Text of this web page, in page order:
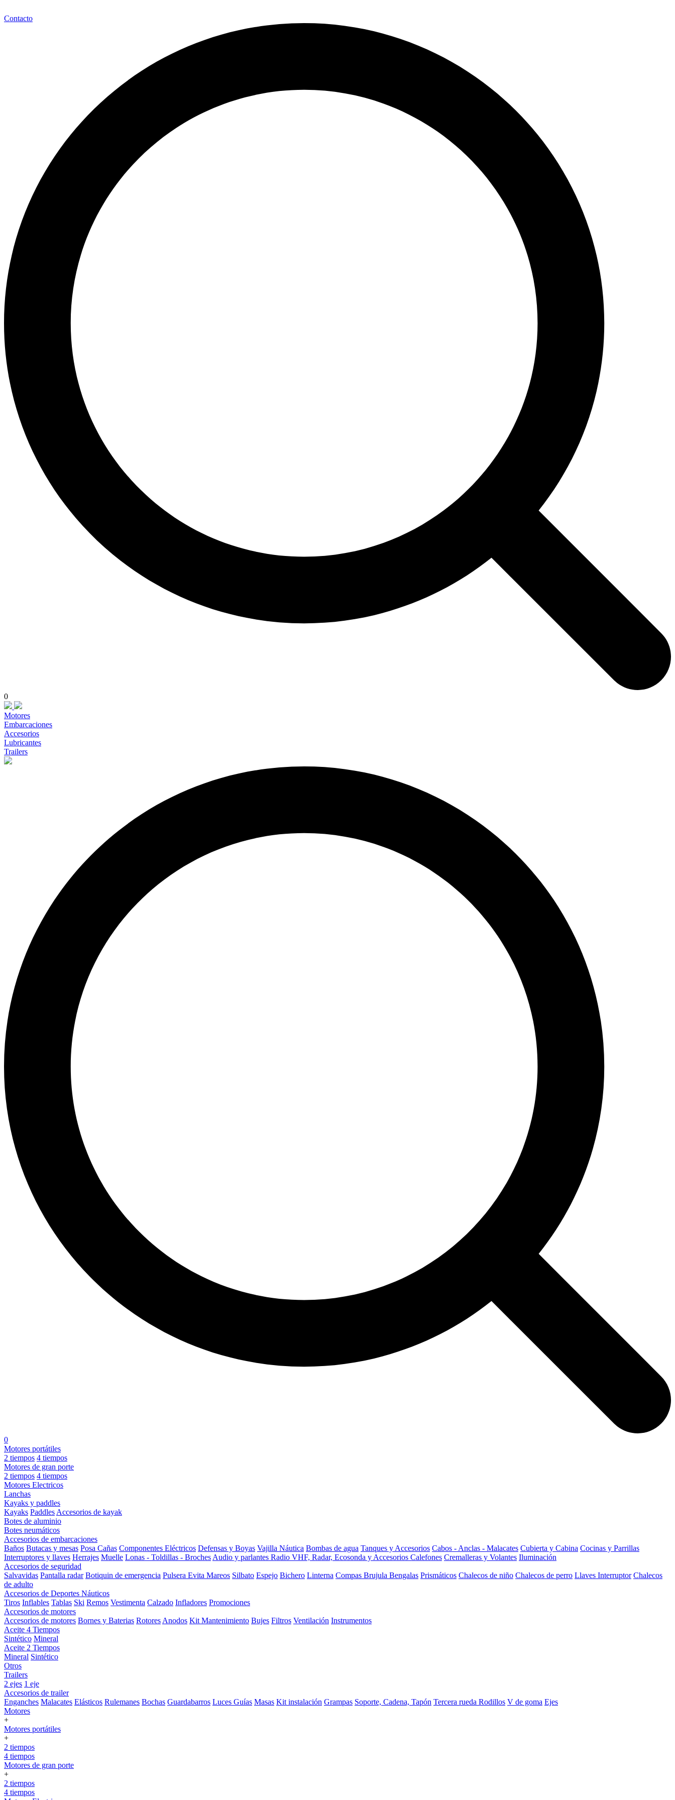
Contacto
0
Motores
Embarcaciones
Accesorios
Lubricantes
Trailers
0
Motores portátiles
2 tiempos 4 tiempos
Motores de gran porte
2 tiempos 4 tiempos
Motores Electricos
Lanchas
Kayaks y paddles
Kayaks Paddles Accesorios de kayak
Botes de aluminio
Botes neumáticos
Accesorios de embarcaciones
Baños Butacas y mesas Posa Cañas Componentes Eléctricos Defensas y Boyas Vajilla Náutica Bombas de agua Tanques y Accesorios Cabos - Anclas - Malacates Cubierta y Cabina Cocinas y Parrillas
Interruptores y llaves Herrajes Muelle Lonas - Toldillas - Broches Audio y parlantes Radio VHF, Radar, Ecosonda y Accesorios Calefones Cremalleras y Volantes Iluminación
Accesorios de seguridad
Salvavidas Pantalla radar Botiquin de emergencia Pulsera Evita Mareos Silbato Espejo Bichero Linterna Compas Brujula Bengalas Prismáticos Chalecos de niño Chalecos de perro Llaves Interruptor Chalecos
de adulto
Accesorios de Deportes Náuticos
Tiros Inflables Tablas Ski Remos Vestimenta Calzado Infladores Promociones
Accesorios de motores
Accesorios de motores Bornes y Baterias Rotores Anodos Kit Mantenimiento Bujes Filtros Ventilación Instrumentos
Aceite 4 Tiempos
Sintético Mineral
Aceite 2 Tiempos
Mineral Sintético
Otros
Trailers
2 ejes 1 eje
Accesorios de trailer
Enganches Malacates Elásticos Rulemanes Bochas Guardabarros Luces Guías Masas Kit instalación Grampas Soporte, Cadena, Tapón Tercera rueda Rodillos V de goma Ejes
Motores
+
Motores portátiles
+
2 tiempos
4 tiempos
Motores de gran porte
+
2 tiempos
4 tiempos